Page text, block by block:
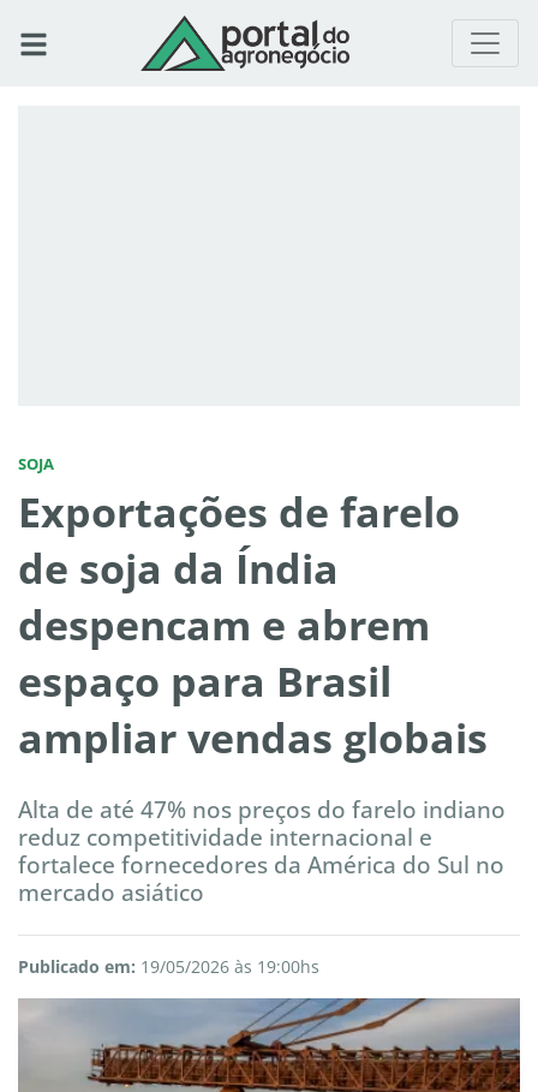
SOJA
Exportações de farelo
de soja da Índia
despencam e abrem
espaço para Brasil
ampliar vendas globais
Alta de até 47% nos preços do farelo indiano
reduz competitividade internacional e
fortalece fornecedores da América do Sul no
mercado asiático
Publicado em: 19/05/2026 às 19:00hs